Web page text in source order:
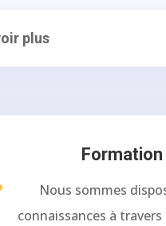
plus
Nous sommes
connaissances à